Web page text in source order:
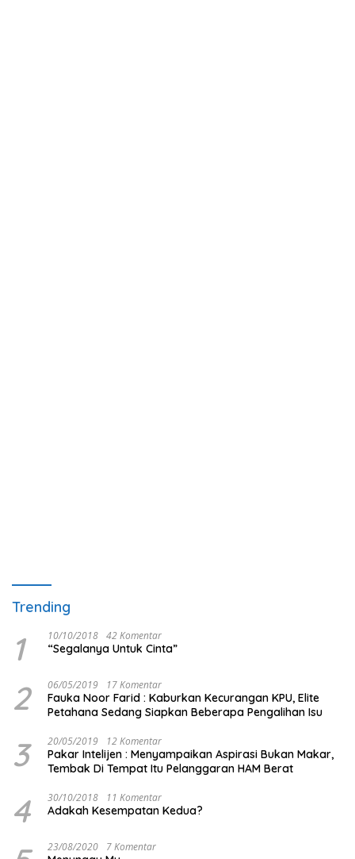
Trending
1 10/10/2018 42 Komentar
“Segalanya Untuk Cinta”
2 06/05/2019 17 Komentar
Fauka Noor Farid : Kaburkan Kecurangan KPU, Elite
Petahana Sedang Siapkan Beberapa Pengalihan Isu
3 20/05/2019 12 Komentar
Pakar Intelijen : Menyampaikan Aspirasi Bukan Makar,
Tembak Di Tempat Itu Pelanggaran HAM Berat
4 30/10/2018 11 Komentar
Adakah Kesempatan Kedua?
23/08/2020 7 Komentar